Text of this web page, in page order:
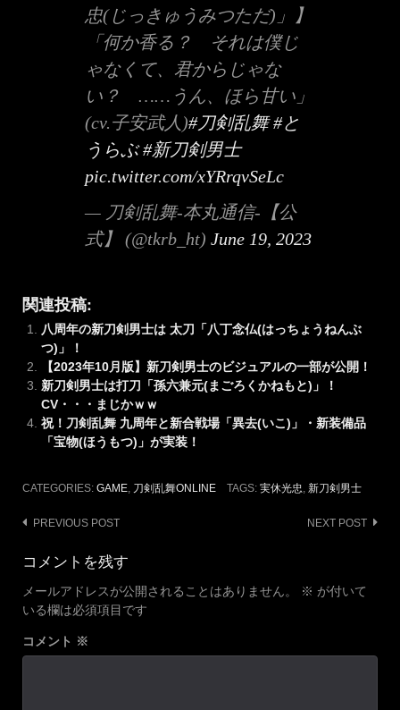
忠(じっきゅうみつただ)」】
「何か香る？ それは僕じ
ゃなくて、君からじゃな
い？ ……うん、ほら甘い」
(cv.子安武人)#刀剣乱舞 #と
うらぶ #新刀剣男士
pic.twitter.com/xYRrqvSeLc
— 刀剣乱舞-本丸通信-【公
式】 (@tkrb_ht) June 19, 2023
関連投稿:
八周年の新刀剣男士は 太刀「八丁念仏(はっちょうねんぶ
つ)」！
【2023年10月版】新刀剣男士のビジュアルの一部が公開！
新刀剣男士は打刀「孫六兼元(まごろくかねもと)」！
CV・・・まじかｗｗ
祝！刀剣乱舞 九周年と新合戦場「異去(いこ)」・新装備品
「宝物(ほうもつ)」が実装！
CATEGORIES: GAME, 刀剣乱舞ONLINE TAGS: 実休光忠, 新刀剣男士
Post
navigation
PREVIOUS POST NEXT POST
コメントを残す
メールアドレスが公開されることはありません。 ※ が付いて
いる欄は必須項目です
コメント ※